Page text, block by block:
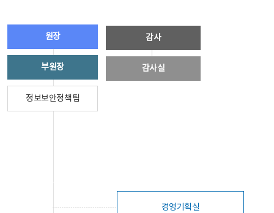
원장
부원장
정보보안정책팀
감사
감사실
경영기획실